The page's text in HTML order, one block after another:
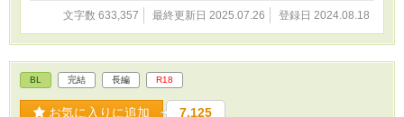
文字数 633,357 最終更新日 2025.07.26 登録日 2024.08.18
BL 完結 長編 R18
お気に入りに追加 7,125